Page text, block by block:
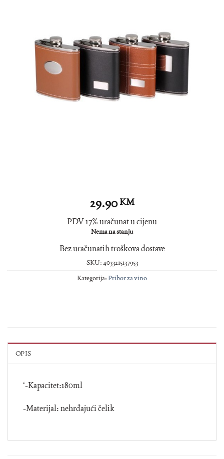
29.90KM
PDV 17% uračunat u cijenu
Nema na stanju
Bez uračunatih troškova dostave
SKU:4033215137953
Kategorija:Pribor za vino
OPIS
‘-Kapacitet:180ml
-Materijal: nehrđajući čelik